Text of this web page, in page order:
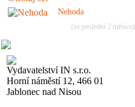
Nehoda
(za poslední 2 měsíce)
Vydavatelství IN s.r.o.
Horní náměstí 12, 466 01
Jablonec nad Nisou